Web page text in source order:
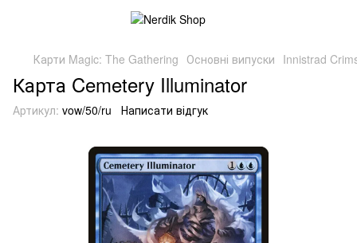
Карти Magic: The Gathering Основні випуски Innistrad
Карта Cemetery Illuminator
Артикул: vow/50/ru Написати відгук